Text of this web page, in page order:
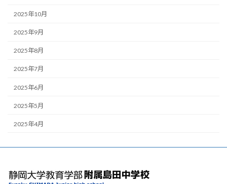
2025年10月
2025年9月
2025年8月
2025年7月
2025年6月
2025年5月
2025年4月